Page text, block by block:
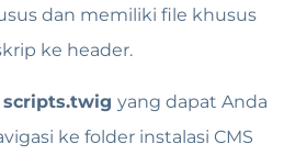
dan memiliki file khusus
ke header.
scripts.twig yang dapat Anda
ke folder instalasi CMS